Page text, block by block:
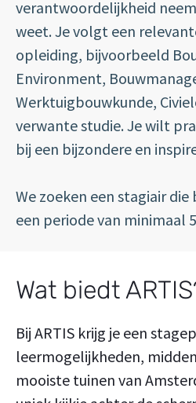
verantwoordelijkheid
weet. Je volgt een
opleiding, bijvoorbeeld
Environment,
Werktuigbouwkunde,
verwante studie. Je wilt
bij een bijzondere en
We zoeken een stagiair
een periode van minimaal
Wat biedt
Bij ARTIS krijg je een
leermogelijkheden,
mooiste tuinen van